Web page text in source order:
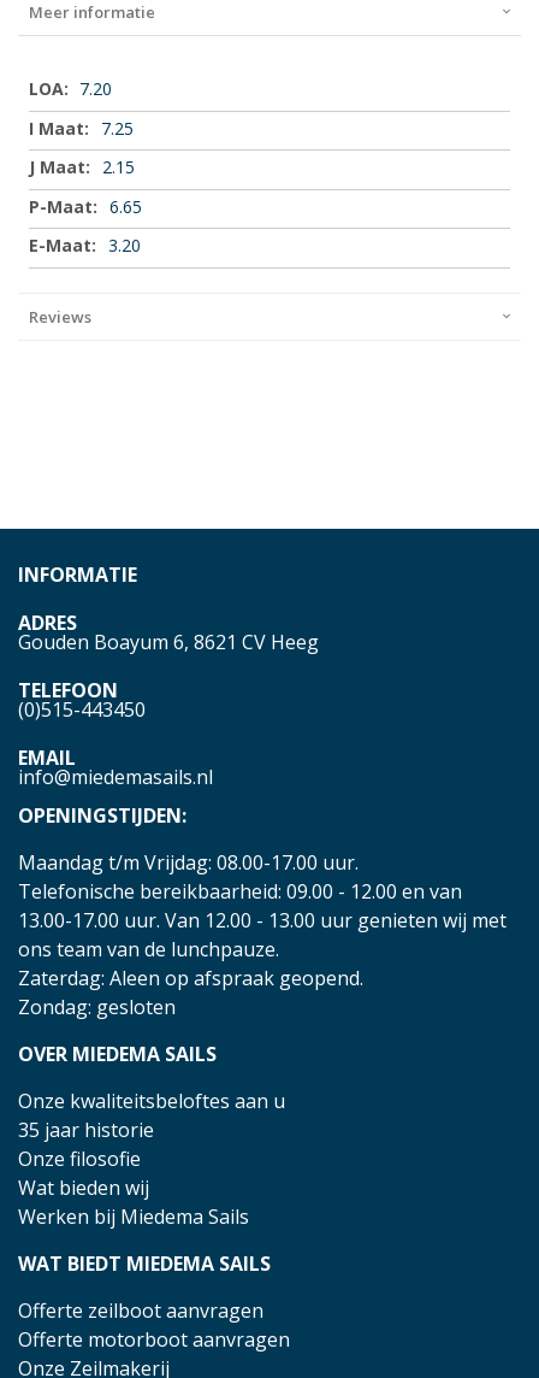
Meer informatie
Meer
informatie
7.20
7.25
2.15
6.65
3.20
Reviews
INFORMATIE
ADRES
Gouden Boayum 6, 8621 CV Heeg
TELEFOON
(0)515-443450
EMAIL
info@miedemasails.nl
OPENINGSTIJDEN:
Maandag t/m Vrijdag: 08.00-17.00 uur.
Telefonische bereikbaarheid: 09.00 - 12.00 en van
13.00-17.00 uur. Van 12.00 - 13.00 uur genieten wij met
ons team van de lunchpauze.
Zaterdag: Aleen op afspraak geopend.
Zondag: gesloten
OVER MIEDEMA SAILS
Onze kwaliteitsbeloftes aan u
35 jaar historie
Onze filosofie
Wat bieden wij
Werken bij Miedema Sails
WAT BIEDT MIEDEMA SAILS
Offerte zeilboot aanvragen
Offerte motorboot aanvragen
Onze Zeilmakerij